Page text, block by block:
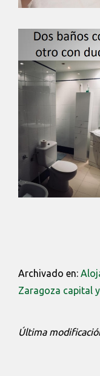
Archivado en:
Zaragoza capital
Última